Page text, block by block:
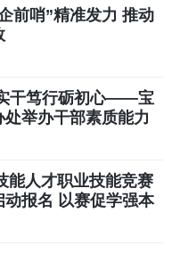
前哨”精准发力 推动
干笃行砺初心——宝
举办干部素质能力
能人才职业技能竞赛
报名 以赛促学强本
——全市家政从业人